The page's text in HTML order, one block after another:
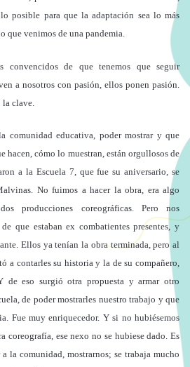
posible para que la adaptación sea lo más
que venimos de una pandemia.
convencidos de que tenemos que seguir
a nosotros con pasión, ellos ponen pasión.
clave.
comunidad educativa, poder mostrar y que
hacen, cómo lo muestran, están orgullosos de
a la Escuela 7, que fue su aniversario, se
No fuimos a hacer la obra, era algo
producciones coreográficas. Pero nos
que estaban ex combatientes presentes, y
Ellos ya tenían la obra terminada, pero al
a contarles su historia y la de su compañero,
de eso surgió otra propuesta y armar otro
de poder mostrarles nuestro trabajo y que
Fue muy enriquecedor. Y si no hubiésemos
coreografía, ese nexo no se hubiese dado. Es
la comunidad, mostrarnos; se trabaja mucho